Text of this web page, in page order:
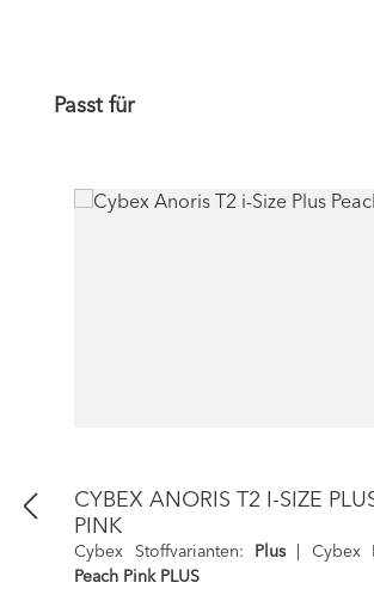
Produktgalerie überspringen
Passt für
CYBEX ANORIS T2 I-SIZE
PINK
Cybex Stoffvarianten: Plus
Cybex
Peach Pink PLUS